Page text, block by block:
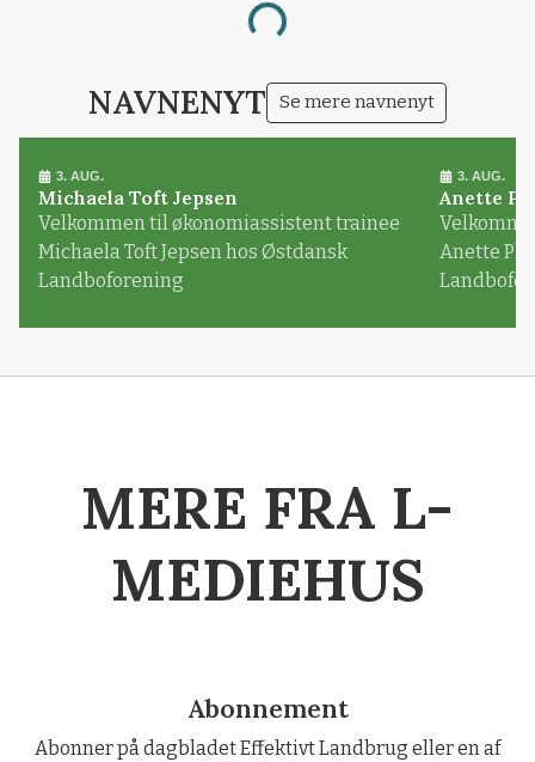
Loading...
NAVNENYT Se mere navnenyt
3. AUG.
Michaela Toft Jepsen
Velkommen til økonomiassistent trainee
Michaela Toft Jepsen hos Østdansk
Landboforening
3. AUG.
Anette
Anette
MERE FRA L-
MEDIEHUS
Abonnement
Abonner på dagbladet Effektivt Landbrug eller en af